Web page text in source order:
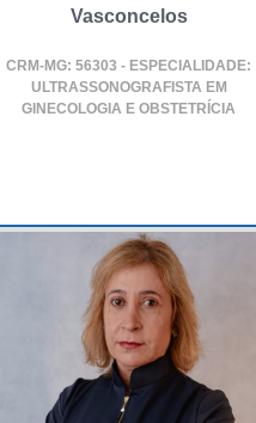
Vasconcelos
CRM-MG: 56303 - ESPECIALIDADE:
ULTRASSONOGRAFISTA EM
GINECOLOGIA E OBSTETRÍCIA